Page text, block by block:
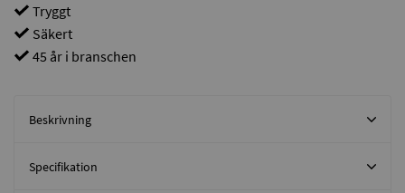
Tryggt
Säkert
45 år i branschen
Beskrivning
Specifikation